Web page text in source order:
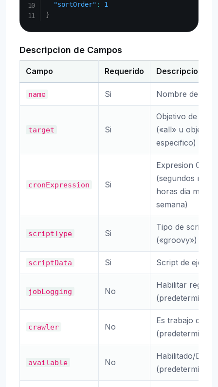
"sortOrder" :
1
}
Descripcion de Campos
Campo Requerido Descripcion
name Si Nombre del
target Si
Objetivo de
(«all» u objetivo
especifico)
cronExpression Si
Expresion Cron
(segundos
horas dia mes
semana)
scriptType Si
Tipo de script
(«groovy»)
scriptData Si Script de
jobLogging No
Habilitar registro
crawler No
Es trabajo de
available No
Habilitado/